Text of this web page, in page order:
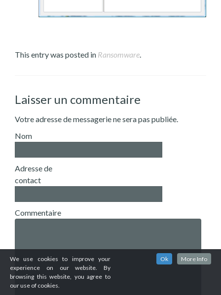
This entry was posted in Ransomware.
Laisser un commentaire
Votre adresse de messagerie ne sera pas publiée.
Nom
Adresse de
contact
Commentaire
We use cookies to improve your
experience on our website. By
browsing this website, you agree to
our use of cookies.
Ok More Info